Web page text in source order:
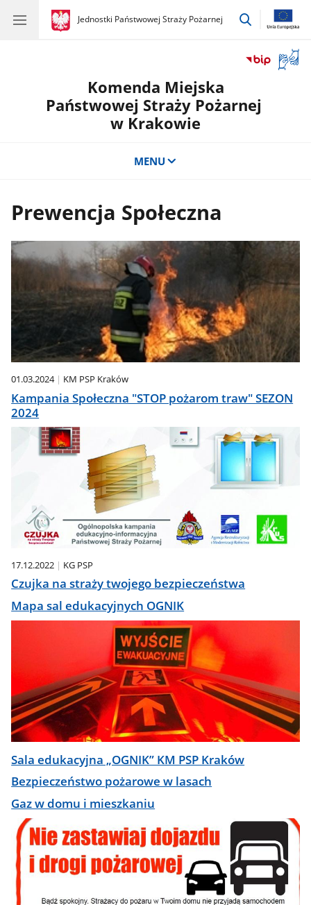
gov.pl
Jednostki Państwowej Straży Pożarnej
gov.pl
Jednostki
przejdź
okno
Komenda Miejska
Państwowej Straży Pożarnej
w Krakowie
MENU
Prewencja Społeczna
01.03.2024 KM PSP Kraków
Kampania Społeczna "STOP pożarom traw" SEZON
2024
17.12.2022 KG PSP
Czujka na straży twojego bezpieczeństwa
Mapa sal edukacyjnych OGNIK
Sala edukacyjna „OGNIK” KM PSP Kraków
Bezpieczeństwo pożarowe w lasach
Gaz w domu i mieszkaniu